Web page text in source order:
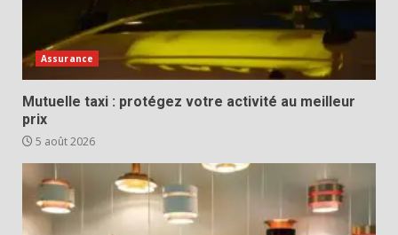
Assurance
Mutuelle taxi : protégez votre activité au meilleur
prix
5 août 2026